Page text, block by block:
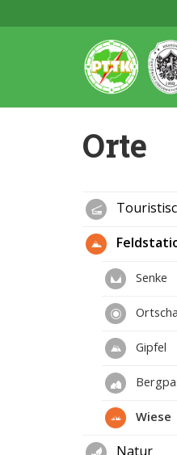
Orte
Senke
Gipfel
Wiese
Natur